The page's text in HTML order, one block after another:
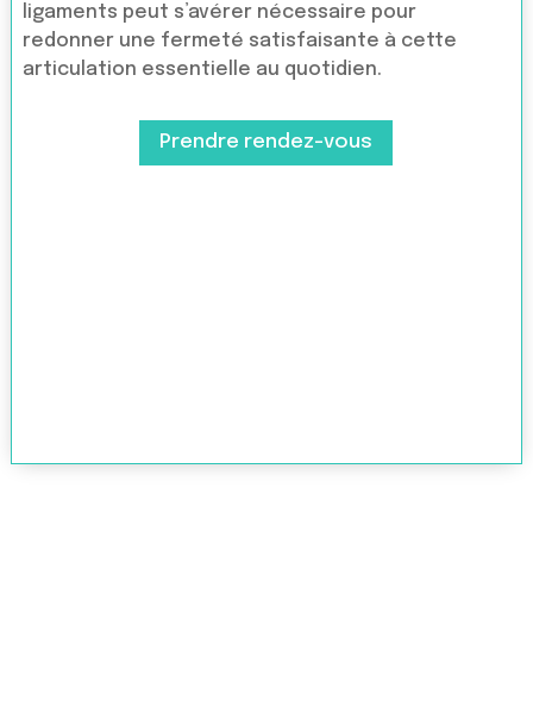
ligaments peut s’avérer nécessaire pour
redonner une fermeté satisfaisante à cette
articulation essentielle au quotidien.
Prendre rendez-vous